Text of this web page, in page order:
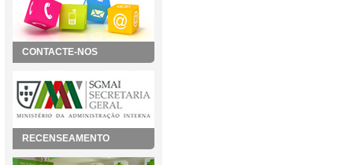
CONTACTE-NOS
RECENSEAMENTO